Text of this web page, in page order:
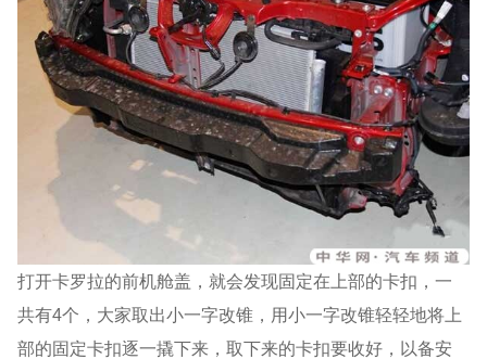
打开卡罗拉的前机舱盖，就会发现固定在上部的卡扣，一
共有4个，大家取出小一字改锥，用小一字改锥轻轻地将上
部的固定卡扣逐一撬下来，取下来的卡扣要收好，以备安